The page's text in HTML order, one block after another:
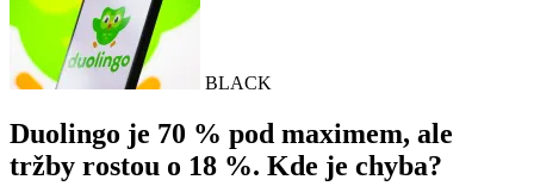
BLACK
Duolingo je 70 % pod maximem, ale
tržby rostou o 18 %. Kde je chyba?